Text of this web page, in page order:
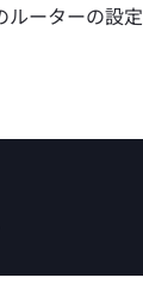
ルーターの設定